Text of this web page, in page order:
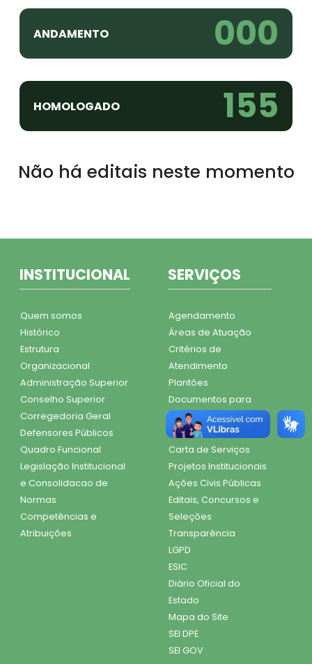
ANDAMENTO 000
HOMOLOGADO 155
Não há editais neste momento
INSTITUCIONAL
Quem somos
Histórico
Estrutura
Organizacional
Administração Superior
Conselho Superior
Corregedoria Geral
Defensores Públicos
Quadro Funcional
Legislação Institucional
e Consolidacao de
Normas
Competências e
Atribuições
SERVIÇOS
Agendamento
Áreas de Atuação
Critérios de
Atendimento
Plantões
Documentos para
Atendimento
Dúvidas Frequentes
Carta de Serviços
Projetos Institucionais
Ações Civis Públicas
Editais, Concursos e
Seleções
Transparência
LGPD
ESIC
Diário Oficial do
Estado
Mapa do Site
SEI DPE
SEI GOV